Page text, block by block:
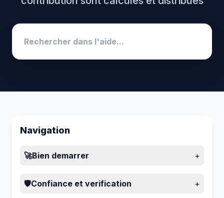
Navigation
🚀Bien demarrer +
🛡️Confiance et verification +